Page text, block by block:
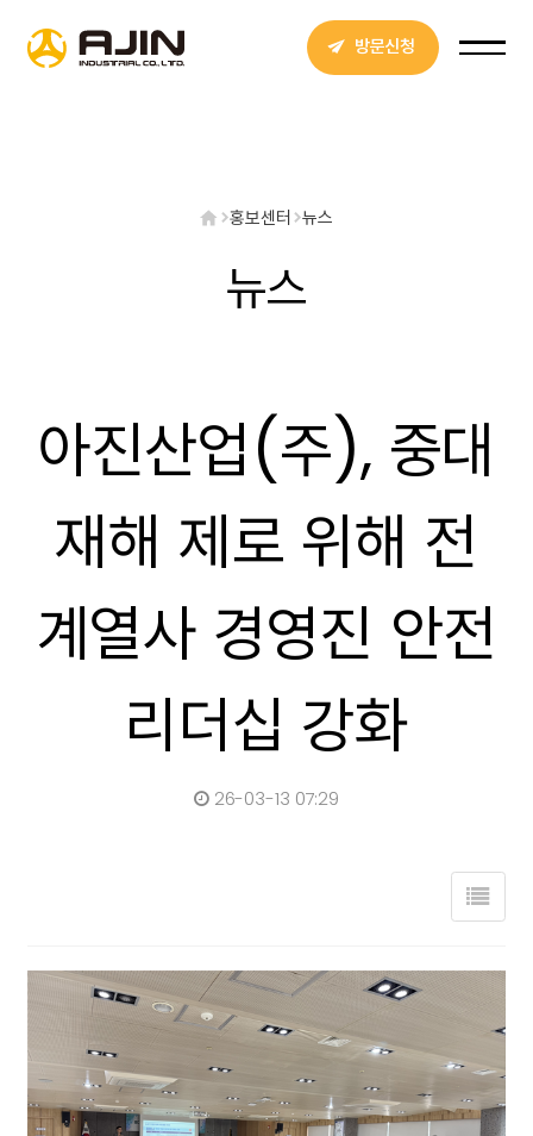
방문신청
홍보센터 뉴스
뉴스
아진산업(주), 중대
재해 제로 위해 전
계열사 경영진 안전
리더십 강화
26-03-13 07:29